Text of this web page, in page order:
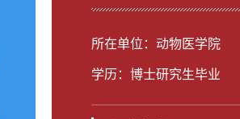
所在单位：动物医学院
学历：博士研究生毕业